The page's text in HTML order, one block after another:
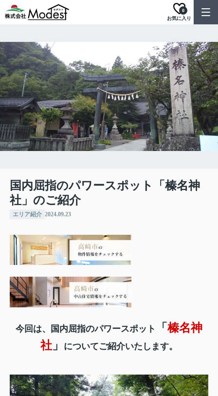
お気に入り
0
国内屈指のパワースポット「榛名神
社」のご紹介
エリア紹介 2024.09.23
今回は、国内屈指のパワースポット 「 榛名神
社 」 についてご紹介いたします。